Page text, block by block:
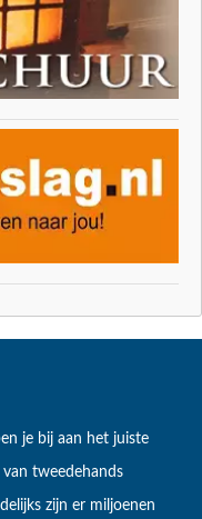
je bij aan het juiste
tweedehands
zijn er miljoenen